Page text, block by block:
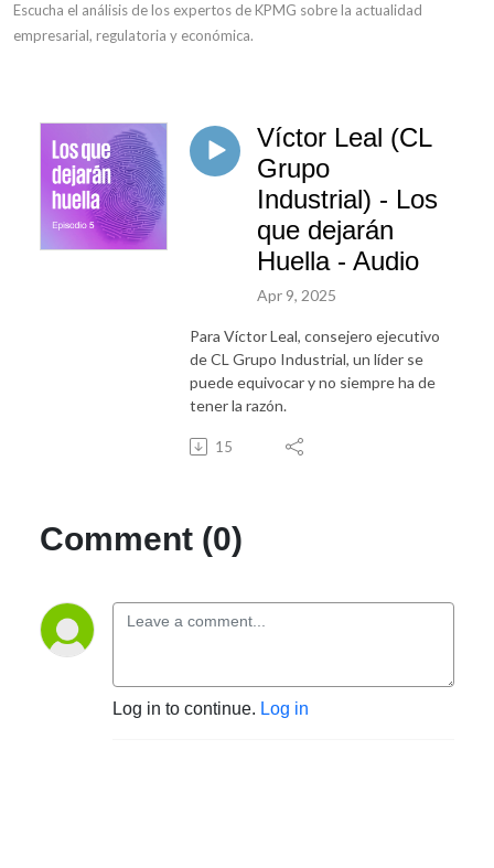
Escucha el análisis de los expertos de KPMG sobre la actualidad
empresarial, regulatoria y económica.
Víctor Leal (CL
Grupo
Industrial) - Los
que dejarán
Huella - Audio
Apr 9, 2025
Para Víctor Leal, consejero ejecutivo
de CL Grupo Industrial, un líder se
puede equivocar y no siempre ha de
tener la razón.
15
Comment (0)
Log in to continue. Log in